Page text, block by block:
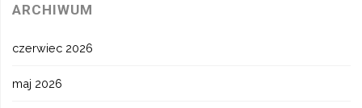
ARCHIWUM
czerwiec 2026
maj 2026